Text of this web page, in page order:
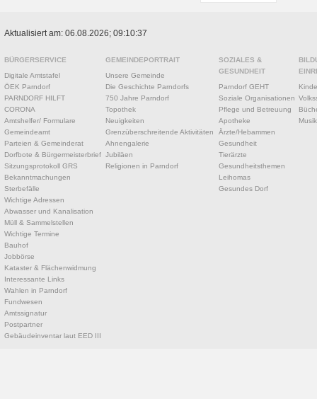
Aktualisiert am: 06.08.2026; 09:10:37
BÜRGERSERVICE
Digitale Amtstafel
ÖEK Parndorf
PARNDORF HILFT
CORONA
Amtshelfer/ Formulare
Gemeindeamt
Parteien & Gemeinderat
Dorfbote & Bürgermeisterbrief
Sitzungsprotokoll GRS
Bekanntmachungen
Sterbefälle
Wichtige Adressen
Abwasser und Kanalisation
Müll & Sammelstellen
Wichtige Termine
Bauhof
Jobbörse
Kataster & Flächenwidmung
Interessante Links
Wahlen in Parndorf
Fundwesen
Amtssignatur
Postpartner
Gebäudeinventar laut EED III
GEMEINDEPORTRAIT
Unsere Gemeinde
Die Geschichte Parndorfs
750 Jahre Parndorf
Topothek
Neuigkeiten
Grenzüberschreitende Aktivitäten
Ahnengalerie
Jubiläen
Religionen in Parndorf
SOZIALES &
GESUNDHEIT
Parndorf GEHT
Soziale Organisationen
Pflege und Betreuung
Apotheke
Ärzte/Hebammen
Gesundheit
Tierärzte
Gesundheitsthemen
Leihomas
Gesundes Dorf